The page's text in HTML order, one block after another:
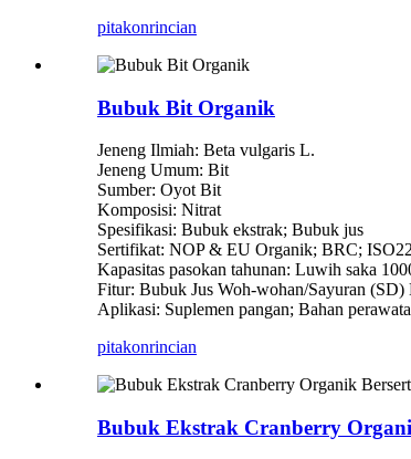
pitakonrincian
Bubuk Bit Organik
Jeneng Ilmiah: Beta vulgaris L.
Jeneng Umum: Bit
Sumber: Oyot Bit
Komposisi: Nitrat
Spesifikasi: Bubuk ekstrak; Bubuk jus
Sertifikat: NOP & EU Organik; BRC;
Kapasitas pasokan tahunan: Luwih saka
Fitur: Bubuk Jus Woh-wohan/Sayuran
Aplikasi: Suplemen pangan; Bahan
pitakonrincian
Bubuk Ekstrak Cranberry